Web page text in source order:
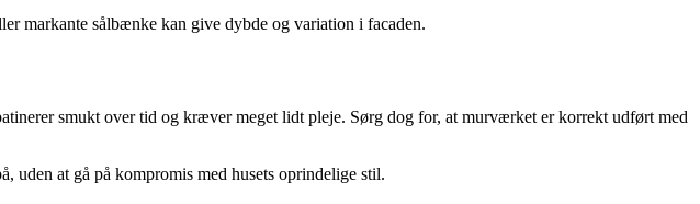
markante sålbænke kan give dybde og variation i facaden.
smukt over tid og kræver meget lidt pleje. Sørg dog for, at murværket er korrekt udført med
uden at gå på kompromis med husets oprindelige stil.